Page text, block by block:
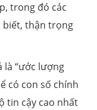
trong đó các
biết, thận trọng
là “ước lượng
có con số chính
tin cậy cao nhất